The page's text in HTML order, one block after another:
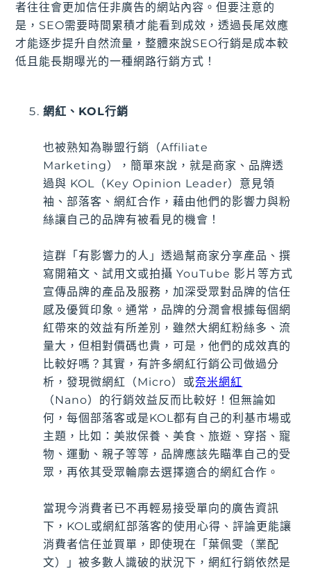
者往往會更加信任非廣告的網站內容。但要注意的
是，SEO需要時間累積才能看到成效，透過長尾效應
才能逐步提升自然流量，整體來說SEO行銷是成本較
低且能長期曝光的一種網路行銷方式！
網紅、KOL行銷
也被熟知為聯盟行銷（Affiliate
Marketing），簡單來說，就是商家、品牌透
過與 KOL（Key Opinion Leader）意見領
袖、部落客、網紅合作，藉由他們的影響力與粉
絲讓自己的品牌有被看見的機會！
這群「有影響力的人」透過幫商家分享產品、撰
寫開箱文、試用文或拍攝 YouTube 影片等方式
宣傳品牌的產品及服務，加深受眾對品牌的信任
感及優質印象。通常，品牌的分潤會根據每個網
紅帶來的效益有所差別，雖然大網紅粉絲多、流
量大，但相對價碼也貴，可是，他們的成效真的
比較好嗎？其實，有許多網紅行銷公司做過分
析，發現微網紅（Micro）或奈米網紅
（Nano）的行銷效益反而比較好！但無論如
何，每個部落客或是KOL都有自己的利基市場或
主題，比如：美妝保養、美食、旅遊、穿搭、寵
物、運動、親子等等，品牌應該先瞄準自己的受
眾，再依其受眾輪廓去選擇適合的網紅合作。
當現今消費者已不再輕易接受單向的廣告資訊
下，KOL或網紅部落客的使用心得、評論更能讓
消費者信任並買單，即使現在「葉佩雯（業配
文）」被多數人識破的狀況下，網紅行銷依然是